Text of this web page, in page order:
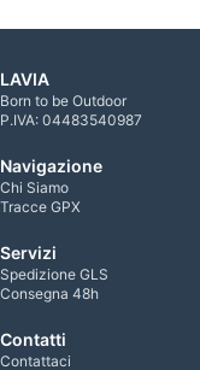
LAVIA
Born to be Outdoor
P.IVA: 04483540987
Navigazione
Chi Siamo
Tracce GPX
Servizi
Spedizione GLS
Consegna 48h
Contatti
Contattaci